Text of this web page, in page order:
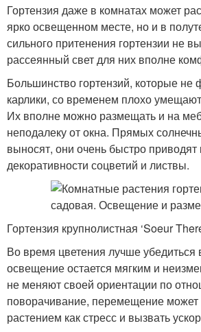
Гортензия даже в комнатах может
ярко освещенном месте, но и в
сильного притенения гортензии не
рассеянный свет для них вполне
Большинство гортензий, которые не
карлики, со временем плохо
Их вполне можно размещать и на
неподалеку от окна. Прямых
выносят, они очень быстро приводят
декоративности соцветий и листвы.
Гортензия крупнолистная ‘Soeur
Во время цветения лучше убедиться
освещение остается мягким и
не меняют своей ориентации по
поворачивание, перемещение может
растением как стресс и вызвать